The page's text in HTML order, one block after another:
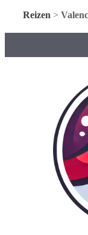
Reizen >